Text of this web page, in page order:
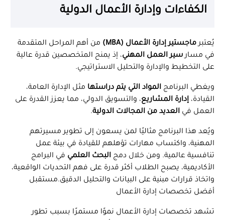
الكفاءات وإدارة الأعمال الدولية
يُعتبرماجستير إدارة الأعمال (MBA)
من أهم المراحل المتقدمة
في مسارسير العمل المهني، إذ يمنح المتخصصين قدرة عالية
على التخطيط والإدارة والتحليل الاستراتيجي.
ويغطي البرنامج المواد التي يتم دراستها مثل الإدارة العامة،
القيادة، إدارة المشاريع، والتسويق الدولي، مما يعزز القدرة على
العمل في العديد من المجالات الدولية.
ويُعد هذا البرنامج مثاليًا لمن يسعون إلى تطوير مسيرتهم
المهنية، واكتساب مهارات تؤهلهم للقيادة في بيئة عمل
تنافسية عالمية. ومن خلال دمج البحث العلمي في البرامج
الأكاديمية، يصبح الطلاب أكثر قدرة على فهم التحديات الواقعية،
واتخاذ قرارات مبنية على البيانات والتحليل الدقيق.مستقبل
أفضل تخصصات إدارة الأعمال
تشهد تخصصات إدارة الأعمال نموًا مستمرًا بسبب تطور